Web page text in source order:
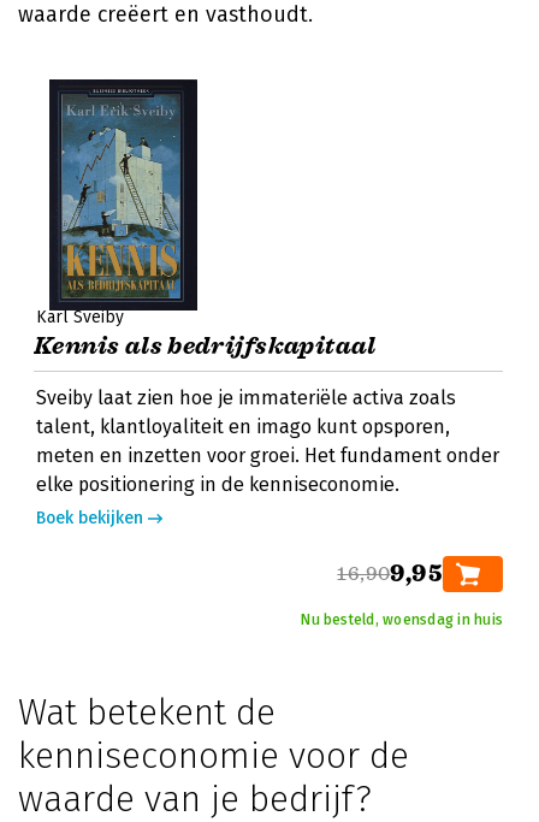
waarde creëert en vasthoudt.
Karl Sveiby
Kennis als bedrijfskapitaal
Sveiby laat zien hoe je immateriële activa zoals
talent, klantloyaliteit en imago kunt opsporen,
meten en inzetten voor groei. Het fundament onder
elke positionering in de kenniseconomie.
Boek bekijken
16,909,95
Nu besteld, woensdag in huis
Wat betekent de
kenniseconomie voor de
waarde van je bedrijf?